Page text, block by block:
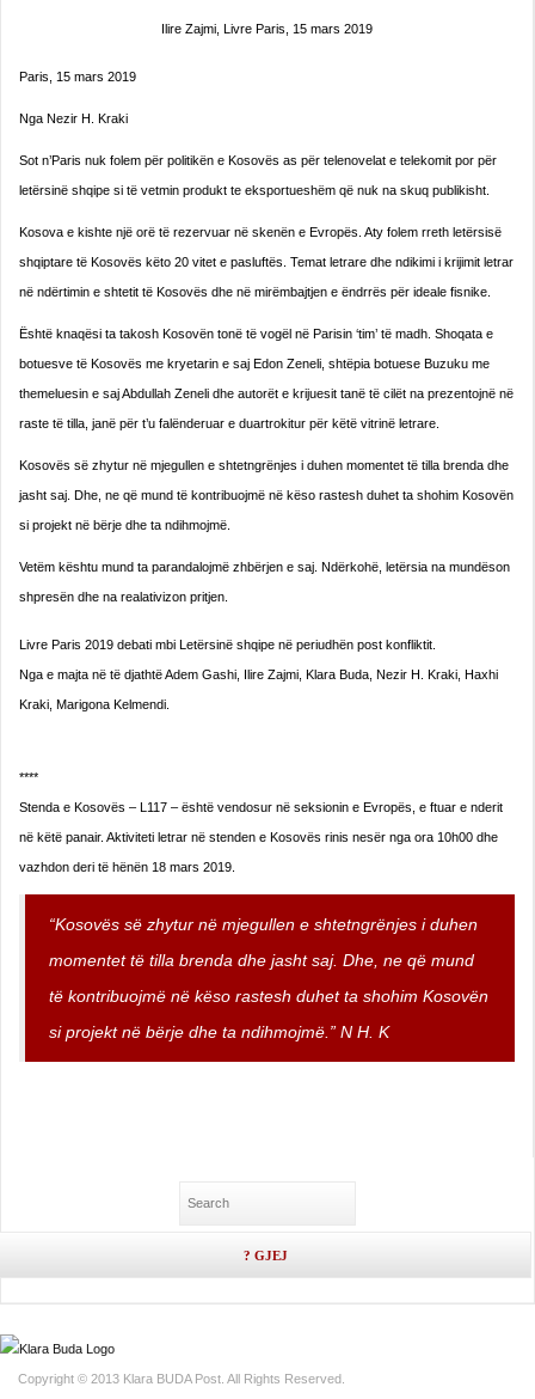
Ilire Zajmi, Livre Paris, 15 mars 2019
Paris, 15 mars 2019
Nga Nezir H. Kraki
Sot n’Paris nuk folem për politikën e Kosovës as për telenovelat e telekomit por për
letërsinë shqipe si të vetmin produkt te eksportueshëm që nuk na skuq publikisht.
Kosova e kishte një orë të rezervuar në skenën e Evropës. Aty folem rreth letërsisë
shqiptare të Kosovës këto 20 vitet e pasluftës. Temat letrare dhe ndikimi i krijimit letrar
në ndërtimin e shtetit të Kosovës dhe në mirëmbajtjen e ëndrrës për ideale fisnike.
Është knaqësi ta takosh Kosovën tonë të vogël në Parisin ‘tim’ të madh. Shoqata e
botuesve të Kosovës me kryetarin e saj Edon Zeneli, shtëpia botuese Buzuku me
themeluesin e saj Abdullah Zeneli dhe autorët e krijuesit tanë të cilët na prezentojnë në
raste të tilla, janë për t’u falënderuar e duartrokitur për këtë vitrinë letrare.
Kosovës së zhytur në mjegullen e shtetngrënjes i duhen momentet të tilla brenda dhe
jasht saj. Dhe, ne që mund të kontribuojmë në këso rastesh duhet ta shohim Kosovën
si projekt në bërje dhe ta ndihmojmë.
Vetëm kështu mund ta parandalojmë zhbërjen e saj. Ndërkohë, letërsia na mundëson
shpresën dhe na realativizon pritjen.
Livre Paris 2019 debati mbi Letërsinë shqipe në periudhën post konfliktit.
Nga e majta në të djathtë Adem Gashi, Ilire Zajmi, Klara Buda, Nezir H. Kraki, Haxhi
Kraki, Marigona Kelmendi.
****
Stenda e Kosovës – L117 – është vendosur në seksionin e Evropës, e ftuar e nderit
në këtë panair. Aktiviteti letrar në stenden e Kosovës rinis nesër nga ora 10h00 dhe
vazhdon deri të hënën 18 mars 2019.
“Kosovës së zhytur në mjegullen e shtetngrënjes i duhen
momentet të tilla brenda dhe jasht saj. Dhe, ne që mund
të kontribuojmë në këso rastesh duhet ta shohim Kosovën
si projekt në bërje dhe ta ndihmojmë.” N H. K
Copyright © 2013 Klara BUDA Post. All Rights Reserved.